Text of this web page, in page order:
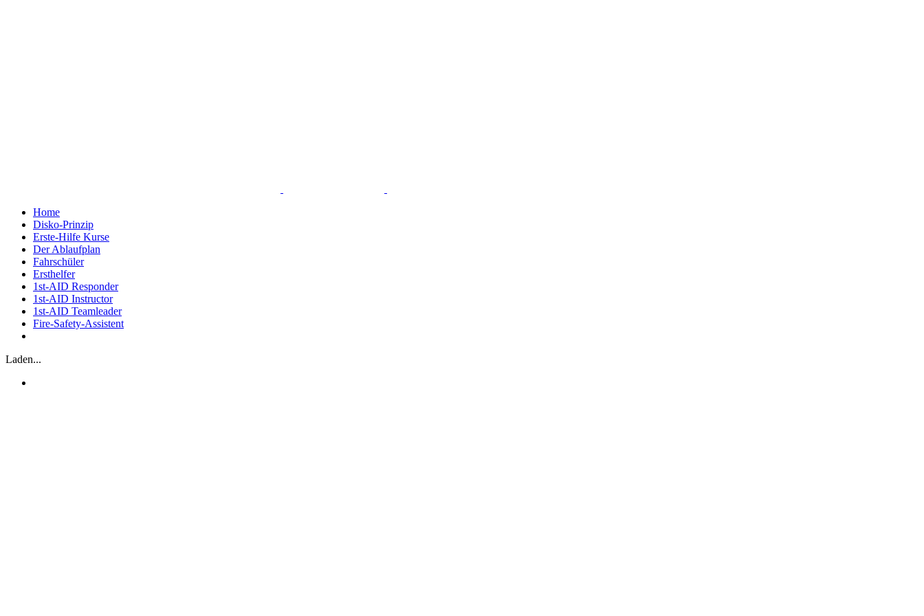
Home
Disko-Prinzip
Erste-Hilfe Kurse
Der Ablaufplan
Fahrschüler
Ersthelfer
1st-AID Responder
1st-AID Instructor
1st-AID Teamleader
Fire-Safety-Assistent
Laden...